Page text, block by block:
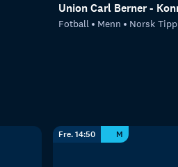
Union Carl Berner -
Fotball Menn Norsk
Fre. 14:50 M